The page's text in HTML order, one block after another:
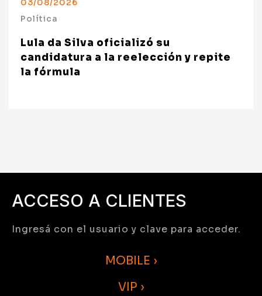
03/08/2026
Política
Lula da Silva oficializó su
candidatura a la reelección y repite
la fórmula
ACCESO A CLIENTES
Ingresá con el usuario y clave para acceder.
MOBILE ›
VIP ›